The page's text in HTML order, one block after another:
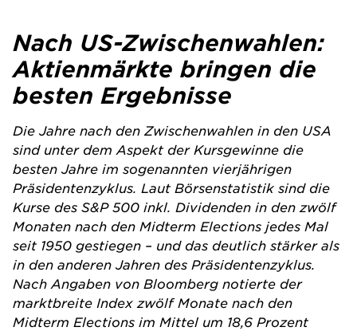
Nach US-Zwischenwahlen:
Aktienmärkte bringen die
besten Ergebnisse
Die Jahre nach den Zwischenwahlen in den USA
sind unter dem Aspekt der Kursgewinne die
besten Jahre im sogenannten vierjährigen
Präsidentenzyklus. Laut Börsenstatistik sind die
Kurse des S&P 500 inkl. Dividenden in den zwölf
Monaten nach den Midterm Elections jedes Mal
seit 1950 gestiegen – und das deutlich stärker als
in den anderen Jahren des Präsidentenzyklus.
Nach Angaben von Bloomberg notierte der
marktbreite Index zwölf Monate nach den
Midterm Elections im Mittel um 18,6 Prozent